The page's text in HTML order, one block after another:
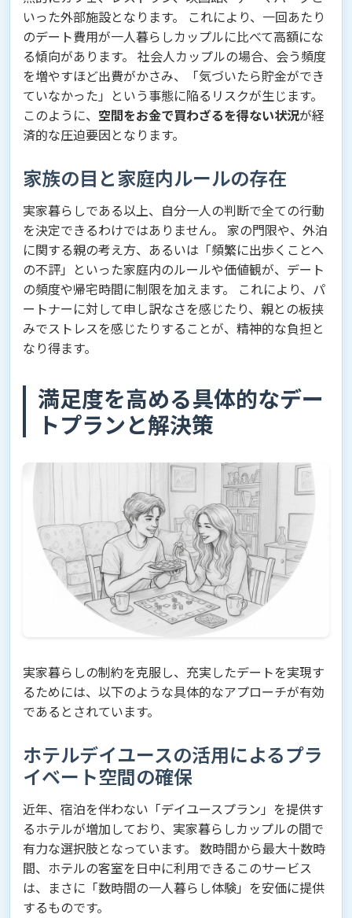
いった外部施設となります。 これにより、一回あたり
のデート費用が一人暮らしカップルに比べて高額にな
る傾向があります。 社会人カップルの場合、会う頻度
を増やすほど出費がかさみ、「気づいたら貯金ができ
ていなかった」という事態に陥るリスクが生じます。
このように、 空間をお金で買わざるを得ない状況が経
済的な圧迫要因となります。
家族の目と家庭内ルールの存在
実家暮らしである以上、自分一人の判断で全ての行動
を決定できるわけではありません。 家の門限や、外泊
に関する親の考え方、あるいは「頻繁に出歩くことへ
の不評」といった家庭内のルールや価値観が、デート
の頻度や帰宅時間に制限を加えます。 これにより、パ
ートナーに対して申し訳なさを感じたり、親との板挟
みでストレスを感じたりすることが、精神的な負担と
なり得ます。
満足度を高める具体的なデー
トプランと解決策
実家暮らしの制約を克服し、充実したデートを実現す
るためには、以下のような具体的なアプローチが有効
であるとされています。
ホテルデイユースの活用によるプラ
イベート空間の確保
近年、宿泊を伴わない「デイユースプラン」を提供す
るホテルが増加しており、実家暮らしカップルの間で
有力な選択肢となっています。 数時間から最大十数時
間、ホテルの客室を日中に利用できるこのサービス
は、まさに「数時間の一人暮らし体験」を安価に提供
するものです。